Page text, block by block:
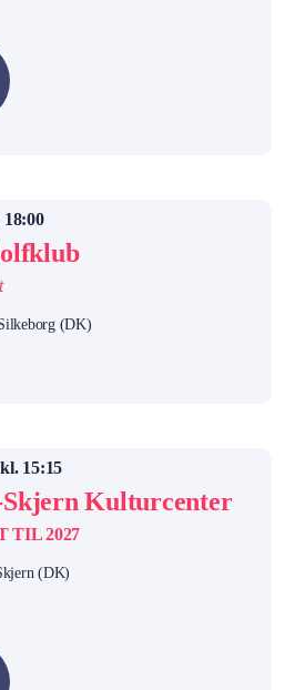
18:00
(DK)
15:15
Kulturcenter
TIL 2027
(DK)